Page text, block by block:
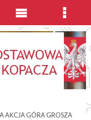
AKCJA GÓRA GROSZA
Menu
Menu